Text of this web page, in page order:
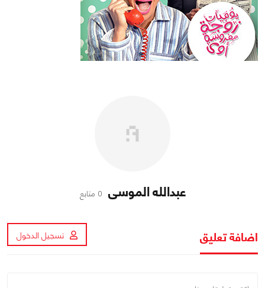
عبدالله الموسى 0 متابع
اضافة تعليق تسجيل الدخول